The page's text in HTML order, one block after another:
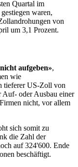
Quartal im
waren,
von
um 3,1 Prozent.
aufgeben»,
wie
tieferer US-Zoll von
oder Ausbau einer
nicht, vor allem
sich somit zu
die Zahl der
auf 324'600. Ende
beschäftigt.